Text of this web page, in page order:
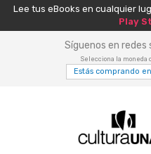
Lee tus eBooks en cualquier
Play
Síguenos en redes
Selecciona la moneda
Estás comprando